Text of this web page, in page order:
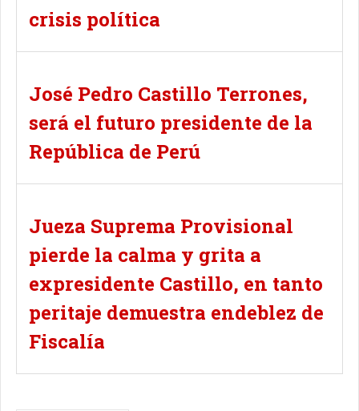
crisis política
José Pedro Castillo Terrones,
será el futuro presidente de la
República de Perú
Jueza Suprema Provisional
pierde la calma y grita a
expresidente Castillo, en tanto
peritaje demuestra endeblez de
Fiscalía